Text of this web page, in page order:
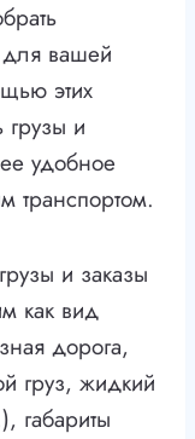
вашей
этих
грузы и
удобное
транспортом.
и заказы
как вид
дорога,
груз, жидкий
габариты